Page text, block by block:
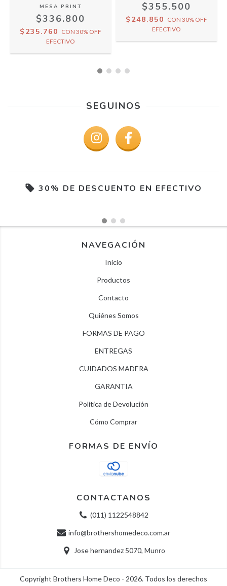
MESA PRINT
$336.800
$235.760 CON 30% OFF
EFECTIVO
$355.500
$248.850 CON 30% OFF
EFECTIVO
SEGUINOS
30% DE DESCUENTO EN EFECTIVO
NAVEGACIÓN
Inicio
Productos
Contacto
Quiénes Somos
FORMAS DE PAGO
ENTREGAS
CUIDADOS MADERA
GARANTIA
Política de Devolución
Cómo Comprar
FORMAS DE ENVÍO
CONTACTANOS
(011) 1122548842
info@brothershomedeco.com.ar
Jose hernandez 5070, Munro
Copyright Brothers Home Deco - 2026. Todos los derechos